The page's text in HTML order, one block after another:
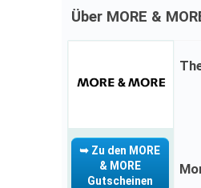
Über MORE &
➥ Zu den MORE
& MORE
Gutscheinen